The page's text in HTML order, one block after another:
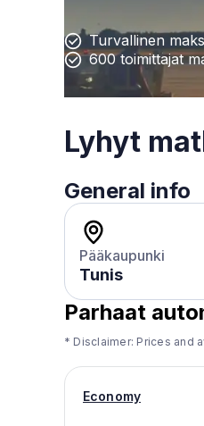
Turvallinen
600 toimittajat
Lyhyt
General info
Pääkaupunki
Tunis
Parhaat
* Disclaimer: Prices and
Economy